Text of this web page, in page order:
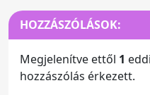
HOZZÁSZÓLÁSOK:
Megjelenítve ettől 1
hozzászólás érkezett.